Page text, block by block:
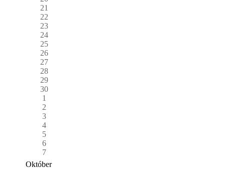
21
22
23
24
25
26
27
28
29
30
1
2
3
4
5
6
7
Október